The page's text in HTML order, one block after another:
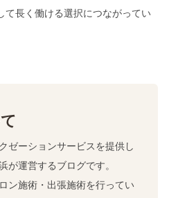
て長く働ける選択につながってい
ゼーションサービスを提供し
が運営するブログです。
ン施術・出張施術を行ってい